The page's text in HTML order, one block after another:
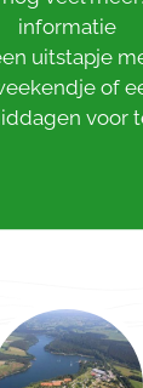
informatie
uitstapje
of
voor